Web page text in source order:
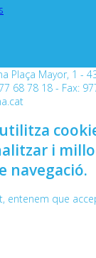
Plaça Mayor, 1 -
68 78 18 - Fax:
i
navegació.
entenem que